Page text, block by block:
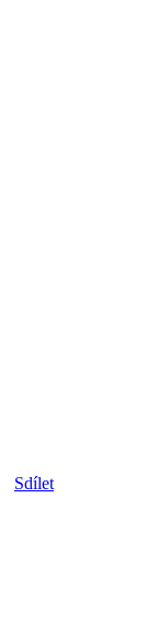
Sdílet